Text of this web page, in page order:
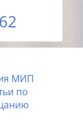
МИП
по